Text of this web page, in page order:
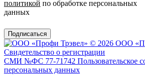
политикой по обработке персональных
данных
Подписаться
© 2026 ООО
Свидетельство о регистрации
СМИ №ФС 77-71742 Пользовательское
персональных данных